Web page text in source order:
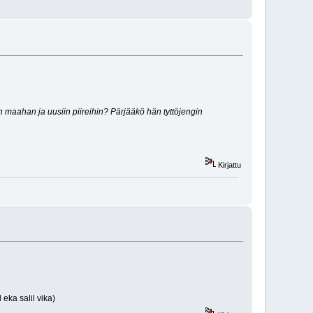
ja uusiin piireihin? Pärjääkö hän tyttöjengin
Kirjattu
eka salil vika)